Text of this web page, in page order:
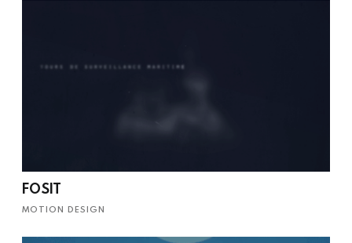
FOSIT
MOTION DESIGN